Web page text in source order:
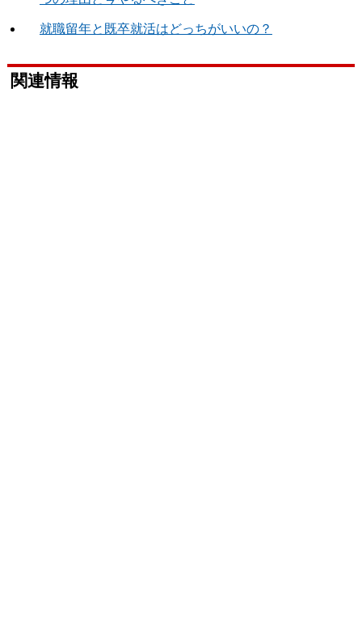
就職留年と既卒就活はどっちがいいの？
関連情報